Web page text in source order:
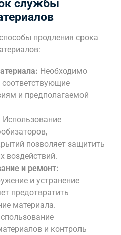
службы
продления срока
Необходимо
и предполагаемой
Использование
позволяет защитить
воздействий.
и ремонт:
и устранение
предотвратить
материала.
и контроль